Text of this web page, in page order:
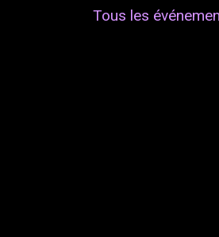
Tous les